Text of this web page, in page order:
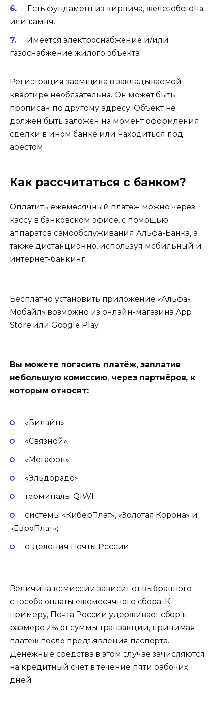
Есть фундамент из кирпича, железобетона
или камня.
Имеется электроснабжение и/или
газоснабжение жилого объекта.
Регистрация заемщика в закладываемой
квартире необязательна. Он может быть
прописан по другому адресу. Объект не
должен быть заложен на момент оформления
сделки в ином банке или находиться под
арестом.
Как рассчитаться с банком?
Оплатить ежемесячный платёж можно через
кассу в банковском офисе, с помощью
аппаратов самообслуживания Альфа-Банка, а
также дистанционно, используя мобильный и
интернет-банкинг.
Бесплатно установить приложение «Альфа-
Мобайл» возможно из онлайн-магазина App
Store или Google Play.
Вы можете погасить платёж, заплатив
небольшую комиссию, через партнёров, к
которым относят:
«Билайн»;
«Связной»;
«Мегафон»;
«Эльдорадо»;
терминалы QIWI;
системы «КиберПлат», «Золотая Корона» и
«ЕвроПлат»;
отделения Почты России.
Величина комиссии зависит от выбранного
способа оплаты ежемесячного сбора. К
примеру, Почта России удерживает сбор в
размере 2% от суммы транзакции, принимая
платёж после предъявления паспорта.
Денежные средства в этом случае зачисляются
на кредитный счёт в течение пяти рабочих
дней.